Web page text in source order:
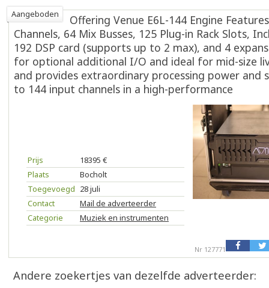
Aangeboden
Offering Venue E6L-144 Engine
Channels, 64 Mix Busses, 125 Plug-in Rack Slots,
192 DSP card (supports up to 2 max), and 4
for optional additional I/O and ideal for mid-size
and provides extraordinary processing power and
to 144 input channels in a high-performance
Prijs
18395 €
Plaats
Bocholt
Toegevoegd 28 juli
Contact
Mail de adverteerder
Categorie
Muziek en instrumenten
Nr 127771
Andere zoekertjes van dezelfde adverteerder: